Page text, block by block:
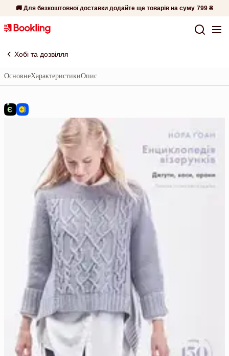
🚚 Для безкоштовної доставки додайте ще товарів на суму 799 ₴
Хобі та дозвілля
ОсновнеХарактеристикиОпис